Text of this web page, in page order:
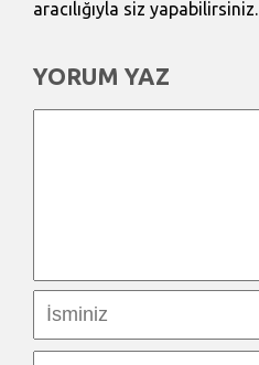
aracılığıyla siz yapabilirsiniz.
YORUM YAZ